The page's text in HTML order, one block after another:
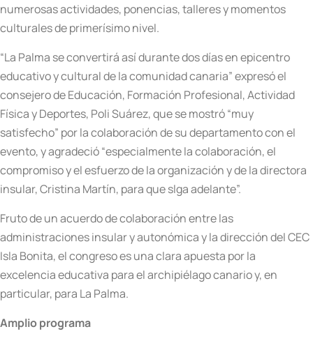
numerosas actividades, ponencias, talleres y momentos
culturales de primerísimo nivel.
“La Palma se convertirá así durante dos días en epicentro
educativo y cultural de la comunidad canaria” expresó el
consejero de Educación, Formación Profesional, Actividad
Física y Deportes, Poli Suárez, que se mostró “muy
satisfecho” por la colaboración de su departamento con el
evento, y agradeció “especialmente la colaboración, el
compromiso y el esfuerzo de la organización y de la directora
insular, Cristina Martín, para que slga adelante”.
Fruto de un acuerdo de colaboración entre las
administraciones insular y autonómica y la dirección del CEC
Isla Bonita, el congreso es una clara apuesta por la
excelencia educativa para el archipiélago canario y, en
particular, para La Palma.
Amplio programa